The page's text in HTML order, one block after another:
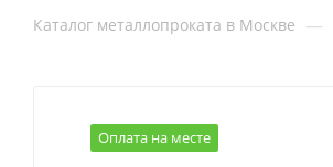
Каталог металлопроката в Москве —
Оплата на месте